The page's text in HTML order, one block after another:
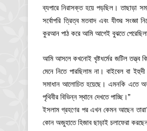
ব্যপারে নিরাসক্ত হয়ে পড়ছিল। তাছাড়া
সর্বোপরি ত্রিত্ব মতবাদ এবং যীশুর
কুরআন পাঠ করে আমি আগেই বুঝতে
আমি আসলে কখনোই খৃষ্টধর্মের জটিল তত্ত্ব
মেনে নিতে পারছিলাম না। বাইবেল বা
সমাধান আলোচিত হয়েছে। এমনকি এতে
পৃথিবীর বিভিন্ন স্থানে দেখতে পাচ্ছি।”
ইসলাম গ্রহণের পর এখন কেমন আছেন
কোন অজুহাতে হিজাব ছাড়াই চলাফেরা